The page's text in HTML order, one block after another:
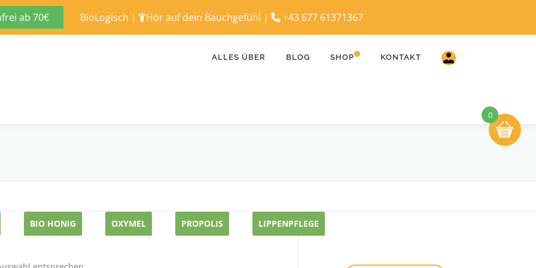
ab 70€ BioLogisch | Hör auf dein Bauchgefühl | +43 677 61371367
ALLES ÜBER BLOG SHOP KONTAKT
BIO HONIG OXYMEL PROPOLIS LIPPENPFLEGE
0